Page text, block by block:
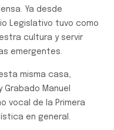
Ya desde
Legislativo tuvo como
cultura y servir
emergentes.
misma casa,
Grabado Manuel
vocal de la Primera
en general.